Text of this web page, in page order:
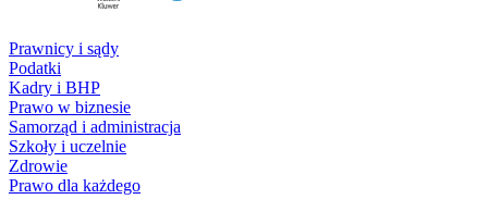
Prawnicy i sądy
Podatki
Kadry i BHP
Prawo w biznesie
Samorząd i administracja
Szkoły i uczelnie
Zdrowie
Prawo dla każdego